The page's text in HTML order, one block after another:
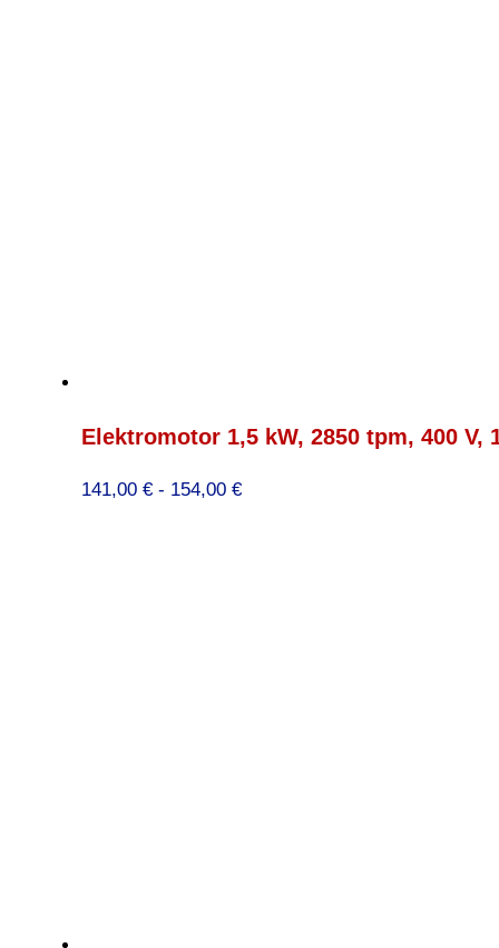
Elektromotor 1,5 kW, 2850 tpm, 400 V,
141,00 € - 154,00 €Prijsklasse: